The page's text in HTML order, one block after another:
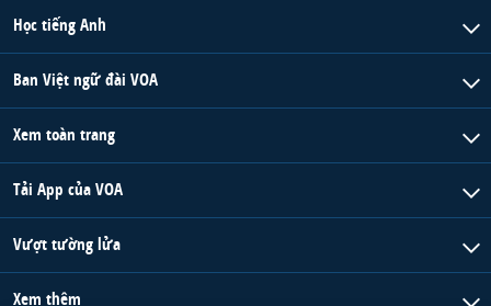
Học tiếng Anh
Ban Việt ngữ đài VOA
Xem toàn trang
Tải App của VOA
Vượt tường lửa
Xem thêm